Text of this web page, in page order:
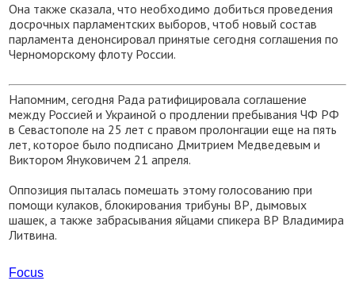
Она также сказала, что необходимо добиться проведения
досрочных парламентских выборов, чтоб новый состав
парламента денонсировал принятые сегодня соглашения по
Черноморскому флоту России.
Напомним, сегодня Рада ратифицировала соглашение
между Россией и Украиной о продлении пребывания ЧФ РФ
в Севастополе на 25 лет с правом пролонгации еще на пять
лет, которое было подписано Дмитрием Медведевым и
Виктором Януковичем 21 апреля.
Оппозиция пыталась помешать этому голосованию при
помощи кулаков, блокирования трибуны ВР, дымовых
шашек, а также забрасывания яйцами спикера ВР Владимира
Литвина.
Focus